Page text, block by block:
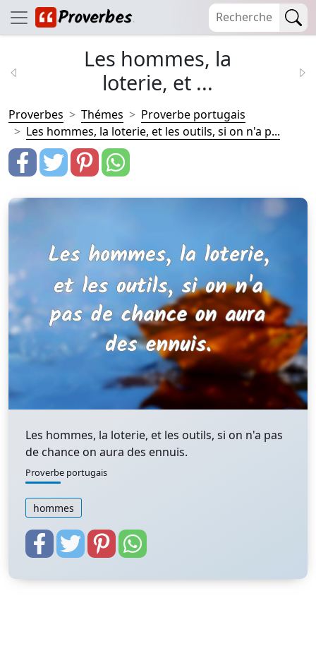
Les hommes, la
loterie, et ...
Proverbes Thémes
Proverbe portugais
Les hommes, la loterie, et les outils, si on n'a p...
Les hommes, la loterie, et les outils, si on n'a pas
de chance on aura des ennuis.
Proverbe portugais
hommes